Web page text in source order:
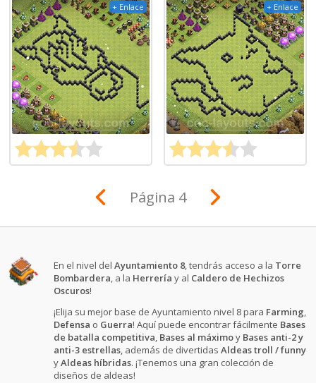
+ Enlace + Enlace
Página 4
En el nivel delAyuntamiento 8, tendrás acceso a la Torre
Bombardera, a la Herrería y al Caldero de Hechizos
Oscuros!
¡Elija su mejor base de Ayuntamiento nivel 8 para Farming,
Defensa o Guerra! Aquí puede encontrar fácilmente Bases
de batalla competitiva, Bases al máximoy Bases anti-2 y
anti-3 estrellas, además de divertidasAldeas troll / funny
yAldeas híbridas. ¡Tenemos una gran colección de
diseños de aldeas!